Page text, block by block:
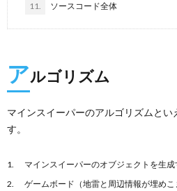
11. ソースコード全体
アルゴリズム
マインスイーパーのアルゴリズムとい
す。
マインスイーパーのオブジェクトを生成
ゲームボード（地雷と周辺情報が埋め